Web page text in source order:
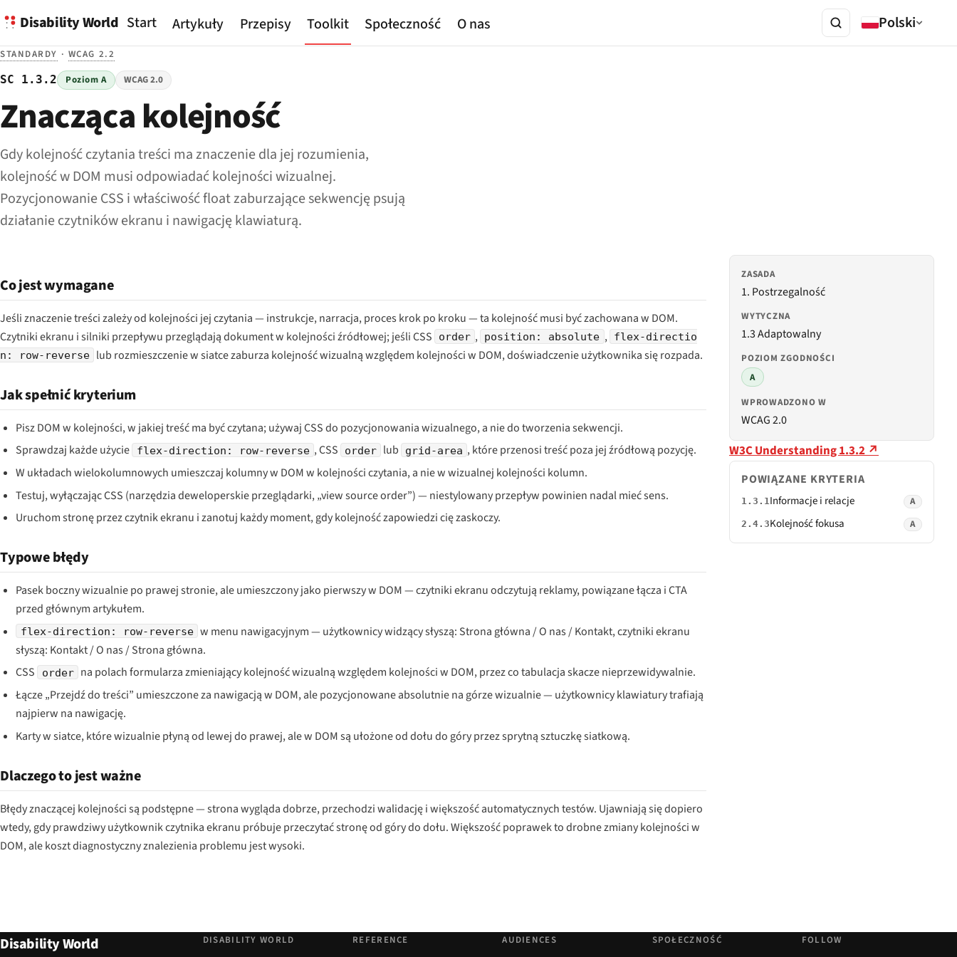
Disability World Start Artykuły Przepisy Toolkit Społeczność O nas Polski
STANDARDY · WCAG 2.2
SC 1.3.2 Poziom A WCAG 2.0
Znacząca kolejność
Gdy kolejność czytania treści ma znaczenie dla jej rozumienia,
kolejność w DOM musi odpowiadać kolejności wizualnej.
Pozycjonowanie CSS i właściwość float zaburzające sekwencję psują
działanie czytników ekranu i nawigację klawiaturą.
Co jest wymagane
Jeśli znaczenie treści zależy od kolejności jej czytania — instrukcje, narracja, proces krok po kroku — ta kolejność musi być zachowana w DOM.
Czytniki ekranu i silniki przepływu przeglądają dokument w kolejności źródłowej; jeśli CSS
order , position: absolute , flex-directio
n: row-reverse lub rozmieszczenie w siatce zaburza kolejność wizualną względem kolejności w DOM, doświadczenie użytkownika się rozpada.
Jak spełnić kryterium
Pisz DOM w kolejności, w jakiej treść ma być czytana; używaj CSS do pozycjonowania wizualnego, a nie do tworzenia sekwencji.
Sprawdzaj każde użycie
flex-direction: row-reverse , CSS order lub grid-area , które przenosi treść poza jej źródłową pozycję.
W układach wielokolumnowych umieszczaj kolumny w DOM w kolejności czytania, a nie w wizualnej kolejności kolumn.
Testuj, wyłączając CSS (narzędzia deweloperskie przeglądarki, „view source order”) — niestylowany przepływ powinien nadal mieć sens.
Uruchom stronę przez czytnik ekranu i zanotuj każdy moment, gdy kolejność zapowiedzi cię zaskoczy.
Typowe błędy
Pasek boczny wizualnie po prawej stronie, ale umieszczony jako pierwszy w DOM — czytniki ekranu odczytują reklamy, powiązane łącza i CTA
przed głównym artykułem.
flex-direction: row-reverse w menu nawigacyjnym — użytkownicy widzący słyszą: Strona główna / O nas / Kontakt, czytniki ekranu
słyszą: Kontakt / O nas / Strona główna.
CSS
order
na polach formularza zmieniający kolejność wizualną względem kolejności w DOM, przez co tabulacja skacze nieprzewidywalnie.
Łącze „Przejdź do treści” umieszczone za nawigacją w DOM, ale pozycjonowane absolutnie na górze wizualnie — użytkownicy klawiatury trafiają
najpierw na nawigację.
Karty w siatce, które wizualnie płyną od lewej do prawej, ale w DOM są ułożone od dołu do góry przez sprytną sztuczkę siatkową.
Dlaczego to jest ważne
Błędy znaczącej kolejności są podstępne — strona wygląda dobrze, przechodzi walidację i większość automatycznych testów. Ujawniają się dopiero
wtedy, gdy prawdziwy użytkownik czytnika ekranu próbuje przeczytać stronę od góry do dołu. Większość poprawek to drobne zmiany kolejności w
DOM, ale koszt diagnostyczny znalezienia problemu jest wysoki.
ZASADA
1. Postrzegalność
WYTYCZNA
1.3 Adaptowalny
POZIOM ZGODNOŚCI
A
WPROWADZONO W
WCAG 2.0
W3C Understanding 1.3.2 ↗
POWIĄZANE KRYTERIA
1.3.1Informacje i relacje A
2.4.3Kolejność fokusa A
Disability World DISABILITY WORLD REFERENCE AUDIENCES SPOŁECZNOŚĆ FOLLOW